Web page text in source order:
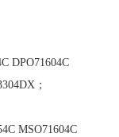
DPO71604C
；
MSO71604C